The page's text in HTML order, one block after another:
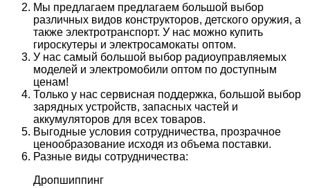
Мы предлагаем предлагаем большой выбор
различных видов конструкторов, детского оружия, а
также электротранспорт. У нас можно купить
гироскутеры и электросамокаты оптом.
У нас самый большой выбор радиоуправляемых
моделей и электромобили оптом по доступным
ценам!
Только у нас сервисная поддержка, большой выбор
зарядных устройств, запасных частей и
аккумуляторов для всех товаров.
Выгодные условия сотрудничества, прозрачное
ценообразование исходя из объема поставки.
Разные виды сотрудничества:
Дропшиппинг